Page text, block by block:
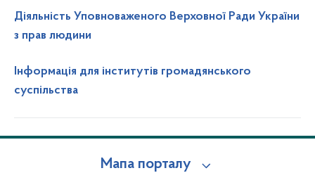
Діяльність Уповноваженого Верховної Ради України
з прав людини
Інформація для інститутів громадянського
суспільства
Мапа порталу